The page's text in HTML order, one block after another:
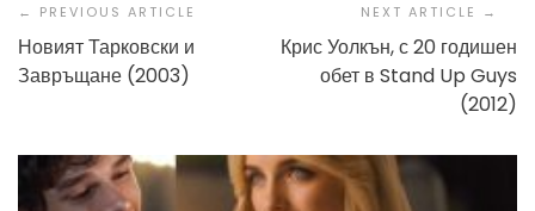
Navigation
Новият Тарковски и
Завръщане (2003)
Крис Уолкън, с 20 годишен
обет в Stand Up Guys
(2012)